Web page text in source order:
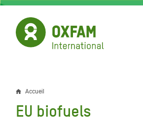
Aller
contenu
principal
Fil
d'Ariane
Accueil
EU biofuels